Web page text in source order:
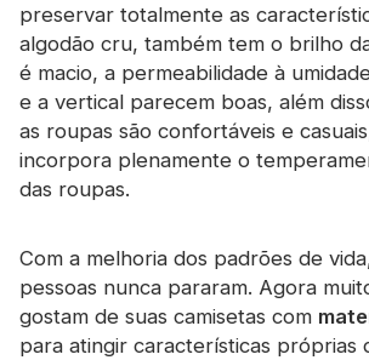
preservar totalmente as
algodão cru, também tem o brilho
é macio, a permeabilidade à
e a vertical parecem boas, além
as roupas são confortáveis ​​e
incorpora plenamente o
das roupas.
Com a melhoria dos padrões de
pessoas nunca pararam. Agora
gostam de suas camisetas com
para atingir características próprias